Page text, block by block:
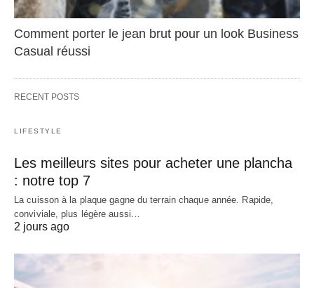
Comment porter le jean brut pour un look Business
Casual réussi
RECENT POSTS
LIFESTYLE
Les meilleurs sites pour acheter une plancha
: notre top 7
La cuisson à la plaque gagne du terrain chaque année. Rapide,
conviviale, plus légère aussi…
2 jours ago